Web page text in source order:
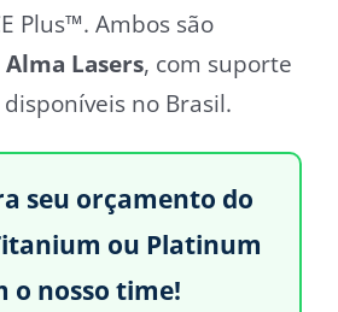
Plus™. Ambos são
Alma Lasers, com suporte
no Brasil.
seu orçamento do
ou Platinum
o nosso time!